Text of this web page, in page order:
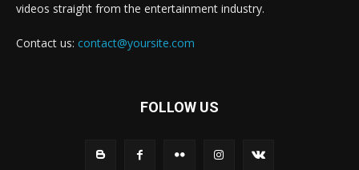
videos straight from the entertainment industry.
Contact us: contact@yoursite.com
FOLLOW US